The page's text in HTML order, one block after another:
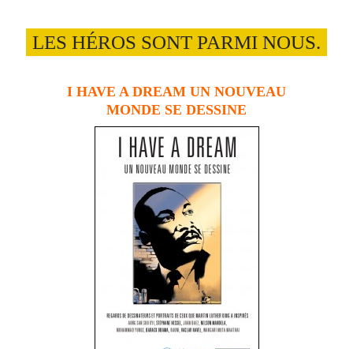
LES HÉROS SONT PARMI NOUS.
I HAVE A DREAM UN NOUVEAU
MONDE SE DESSINE